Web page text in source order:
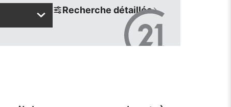
Recherche détaillée